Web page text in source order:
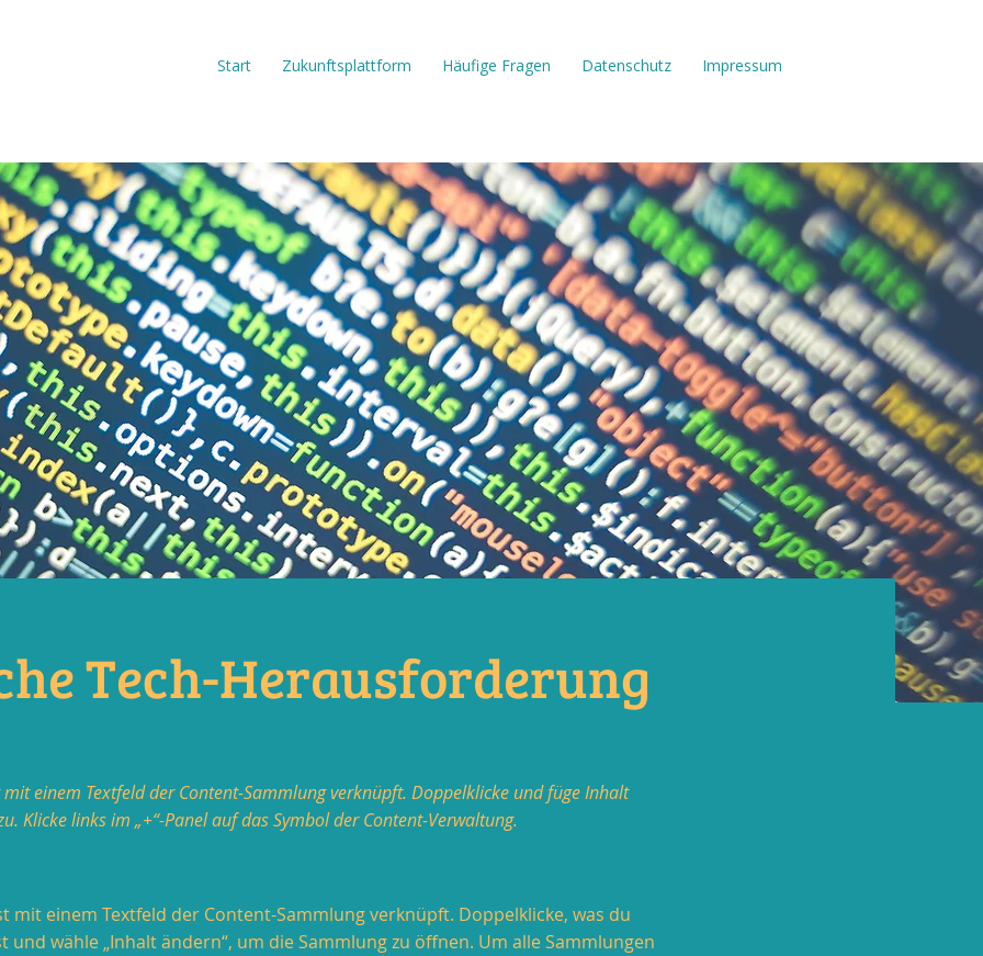
Start Zukunftsplattform Häufige Fragen Datenschutz Impressum
Tech-Herausforderung
mit einem Textfeld der Content-Sammlung verknüpft. Doppelklicke und füge Inhalt
Klicke links im „+“-Panel auf das Symbol der Content-Verwaltung.
mit einem Textfeld der Content-Sammlung verknüpft. Doppelklicke, was du
wähle „Inhalt ändern“, um die Sammlung zu öffnen. Um alle Sammlungen